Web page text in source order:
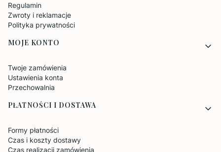
Regulamin
Zwroty i reklamacje
Polityka prywatności
MOJE KONTO
Twoje zamówienia
Ustawienia konta
Przechowalnia
PŁATNOŚCI I DOSTAWA
Formy płatności
Czas i koszty dostawy
Czas realizacji zamówienia